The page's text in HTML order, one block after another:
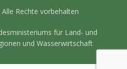
Rechte vorbehalten
für Land- und
und Wasserwirtschaft